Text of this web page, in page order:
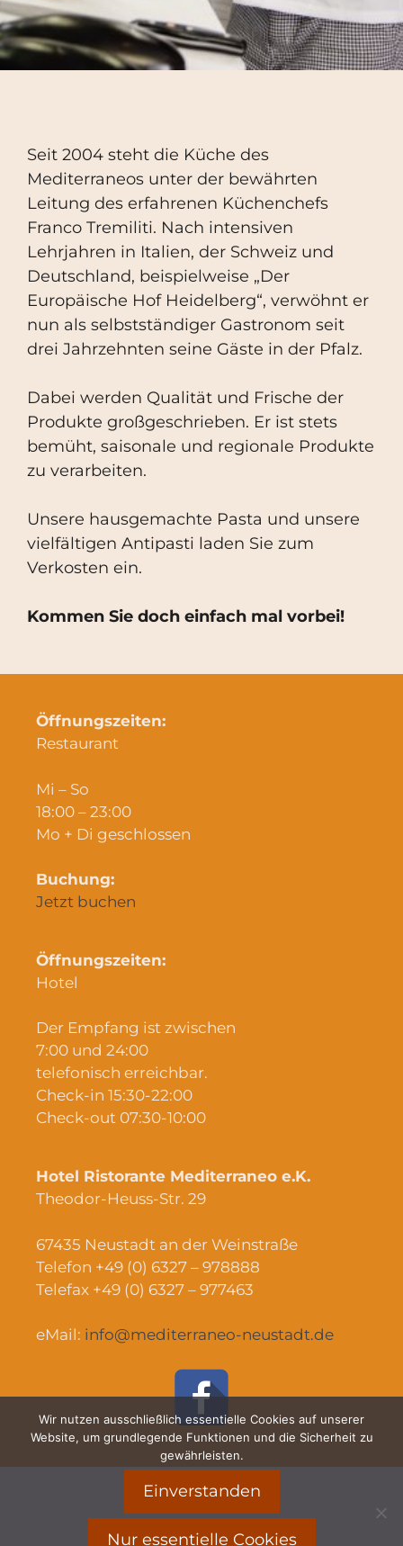
Seit 2004 steht die Küche des
Mediterraneos unter der bewährten
Leitung des erfahrenen Küchenchefs
Franco Tremiliti. Nach intensiven
Lehrjahren in Italien, der Schweiz und
Deutschland, beispielweise „Der
Europäische Hof Heidelberg“, verwöhnt er
nun als selbstständiger Gastronom seit
drei Jahrzehnten seine Gäste in der Pfalz.
Dabei werden Qualität und Frische der
Produkte großgeschrieben. Er ist stets
bemüht, saisonale und regionale Produkte
zu verarbeiten.
Unsere hausgemachte Pasta und unsere
vielfältigen Antipasti laden Sie zum
Verkosten ein.
Kommen Sie doch einfach mal vorbei!
Öffnungszeiten:
Restaurant
Mi – So
18:00 – 23:00
Mo + Di geschlossen
Buchung:
Jetzt buchen
Öffnungszeiten:
Hotel
Der Empfang ist zwischen
7:00 und 24:00
telefonisch erreichbar.
Check-in 15:30-22:00
Check-out 07:30-10:00
Hotel Ristorante Mediterraneo e.K.
Theodor-Heuss-Str. 29
67435 Neustadt an der Weinstraße
Telefon +49 (0) 6327 – 978888
Telefax +49 (0) 6327 – 977463
eMail: info@mediterraneo-neustadt.de
Impressum
Datenschutzerklärung
Wir nutzen ausschließlich essentielle Cookies auf unserer
Website, um grundlegende Funktionen und die Sicherheit zu
gewährleisten.
Einverstanden
Nur essentielle Cookies